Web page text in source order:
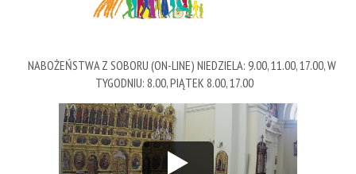
NABOŻEŃSTWA Z SOBORU (ON-LINE) NIEDZIELA: 9.00, 11.00, 17.00, W
TYGODNIU: 8.00, PIĄTEK 8.00, 17.00